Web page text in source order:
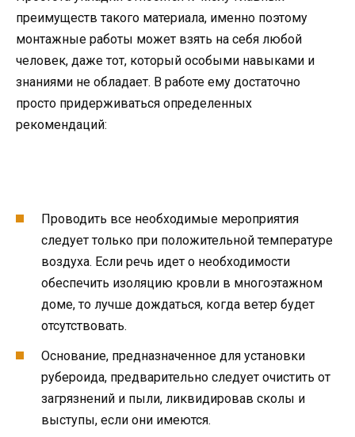
преимуществ такого материала, именно поэтому
монтажные работы может взять на себя любой
человек, даже тот, который особыми навыками и
знаниями не обладает. В работе ему достаточно
просто придерживаться определенных
рекомендаций:
Проводить все необходимые мероприятия
следует только при положительной температуре
воздуха. Если речь идет о необходимости
обеспечить изоляцию кровли в многоэтажном
доме, то лучше дождаться, когда ветер будет
отсутствовать.
Основание, предназначенное для установки
рубероида, предварительно следует очистить от
загрязнений и пыли, ликвидировав сколы и
выступы, если они имеются.